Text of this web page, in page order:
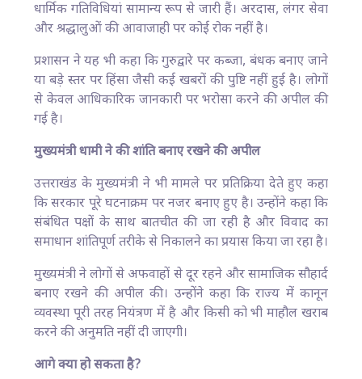
धार्मिक गतिविधियां सामान्य रूप से जारी हैं। अरदास, लंगर सेवा
और श्रद्धालुओं की आवाजाही पर कोई रोक नहीं है।
प्रशासन ने यह भी कहा कि गुरुद्वारे पर कब्जा, बंधक बनाए जाने
या बड़े स्तर पर हिंसा जैसी कई खबरों की पुष्टि नहीं हुई है। लोगों
से केवल आधिकारिक जानकारी पर भरोसा करने की अपील की
गई है।
मुख्यमंत्री धामी ने की शांति बनाए रखने की अपील
उत्तराखंड के मुख्यमंत्री ने भी मामले पर प्रतिक्रिया देते हुए कहा
कि सरकार पूरे घटनाक्रम पर नजर बनाए हुए है। उन्होंने कहा कि
संबंधित पक्षों के साथ बातचीत की जा रही है और विवाद का
समाधान शांतिपूर्ण तरीके से निकालने का प्रयास किया जा रहा है।
मुख्यमंत्री ने लोगों से अफवाहों से दूर रहने और सामाजिक सौहार्द
बनाए रखने की अपील की। उन्होंने कहा कि राज्य में कानून
व्यवस्था पूरी तरह नियंत्रण में है और किसी को भी माहौल खराब
करने की अनुमति नहीं दी जाएगी।
आगे क्या हो सकता है?